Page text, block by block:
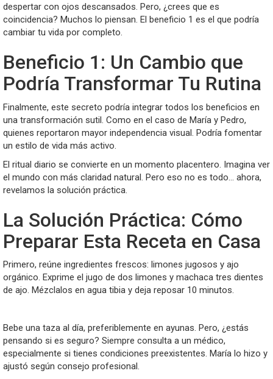
despertar con ojos descansados. Pero, ¿crees que es
coincidencia? Muchos lo piensan. El beneficio 1 es el que podría
cambiar tu vida por completo.
Beneficio 1: Un Cambio que
Podría Transformar Tu Rutina
Finalmente, este secreto podría integrar todos los beneficios en
una transformación sutil. Como en el caso de María y Pedro,
quienes reportaron mayor independencia visual. Podría fomentar
un estilo de vida más activo.
El ritual diario se convierte en un momento placentero. Imagina ver
el mundo con más claridad natural. Pero eso no es todo… ahora,
revelamos la solución práctica.
La Solución Práctica: Cómo
Preparar Esta Receta en Casa
Primero, reúne ingredientes frescos: limones jugosos y ajo
orgánico. Exprime el jugo de dos limones y machaca tres dientes
de ajo. Mézclalos en agua tibia y deja reposar 10 minutos.
Bebe una taza al día, preferiblemente en ayunas. Pero, ¿estás
pensando si es seguro? Siempre consulta a un médico,
especialmente si tienes condiciones preexistentes. María lo hizo y
ajustó según consejo profesional.